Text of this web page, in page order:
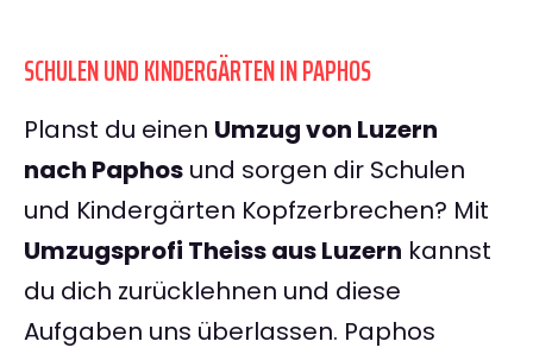
SCHULEN UND KINDERGÄRTEN IN PAPHOS
Planst du einen Umzug von Luzern
nach Paphos und sorgen dir Schulen
und Kindergärten Kopfzerbrechen? Mit
Umzugsprofi Theiss aus Luzern kannst
du dich zurücklehnen und diese
Aufgaben uns überlassen. Paphos